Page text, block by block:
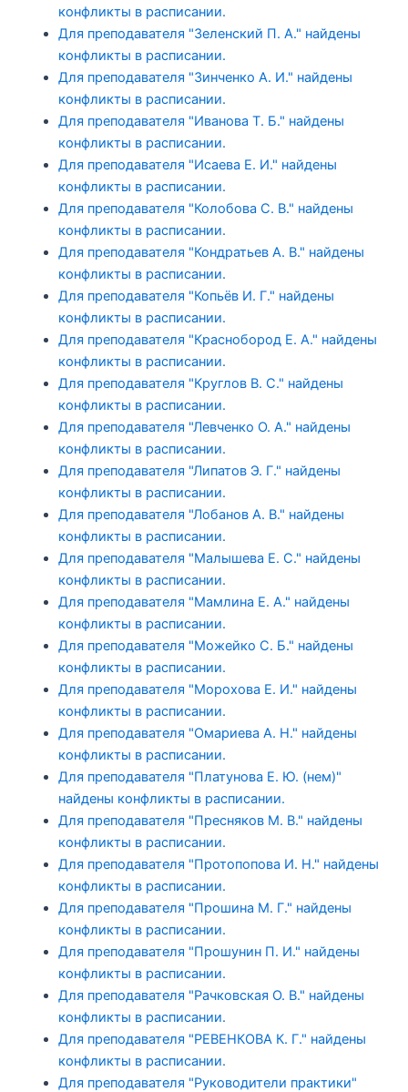
конфликты в расписании.
Для преподавателя "Зеленский П. А." найдены
конфликты в расписании.
Для преподавателя "Зинченко А. И." найдены
конфликты в расписании.
Для преподавателя "Иванова Т. Б." найдены
конфликты в расписании.
Для преподавателя "Исаева Е. И." найдены
конфликты в расписании.
Для преподавателя "Колобова С. В." найдены
конфликты в расписании.
Для преподавателя "Кондратьев А. В." найдены
конфликты в расписании.
Для преподавателя "Копьёв И. Г." найдены
конфликты в расписании.
Для преподавателя "Краснобород Е. А." найдены
конфликты в расписании.
Для преподавателя "Круглов В. С." найдены
конфликты в расписании.
Для преподавателя "Левченко О. А." найдены
конфликты в расписании.
Для преподавателя "Липатов Э. Г." найдены
конфликты в расписании.
Для преподавателя "Лобанов А. В." найдены
конфликты в расписании.
Для преподавателя "Малышева Е. С." найдены
конфликты в расписании.
Для преподавателя "Мамлина Е. А." найдены
конфликты в расписании.
Для преподавателя "Можейко С. Б." найдены
конфликты в расписании.
Для преподавателя "Морохова Е. И." найдены
конфликты в расписании.
Для преподавателя "Омариева А. Н." найдены
конфликты в расписании.
Для преподавателя "Платунова Е. Ю. (нем)"
найдены конфликты в расписании.
Для преподавателя "Пресняков М. В." найдены
конфликты в расписании.
Для преподавателя "Протопопова И. Н." найдены
конфликты в расписании.
Для преподавателя "Прошина М. Г." найдены
конфликты в расписании.
Для преподавателя "Прошунин П. И." найдены
конфликты в расписании.
Для преподавателя "Рачковская О. В." найдены
конфликты в расписании.
Для преподавателя "РЕВЕНКОВА К. Г." найдены
конфликты в расписании.
Для преподавателя "Руководители практики"